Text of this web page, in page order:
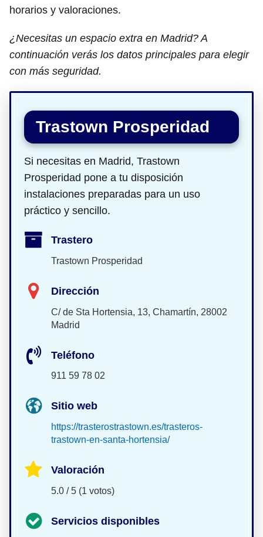
horarios y valoraciones.
¿Necesitas un espacio extra en Madrid? A
continuación verás los datos principales para elegir
con más seguridad.
Trastown Prosperidad
Si necesitas en Madrid, Trastown
Prosperidad pone a tu disposición
instalaciones preparadas para un uso
práctico y sencillo.
Trastero
Trastown Prosperidad
Dirección
C/ de Sta Hortensia, 13, Chamartín, 28002
Madrid
Teléfono
911 59 78 02
Sitio web
https://trasterostrastown.es/trasteros-
trastown-en-santa-hortensia/
Valoración
5.0 / 5 (1 votos)
Servicios disponibles